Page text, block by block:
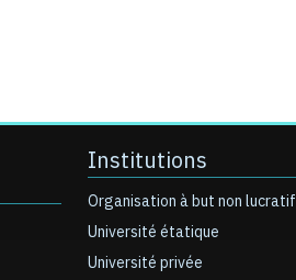
Institutions
Organisation à but non lucratif
Université étatique
Université privée